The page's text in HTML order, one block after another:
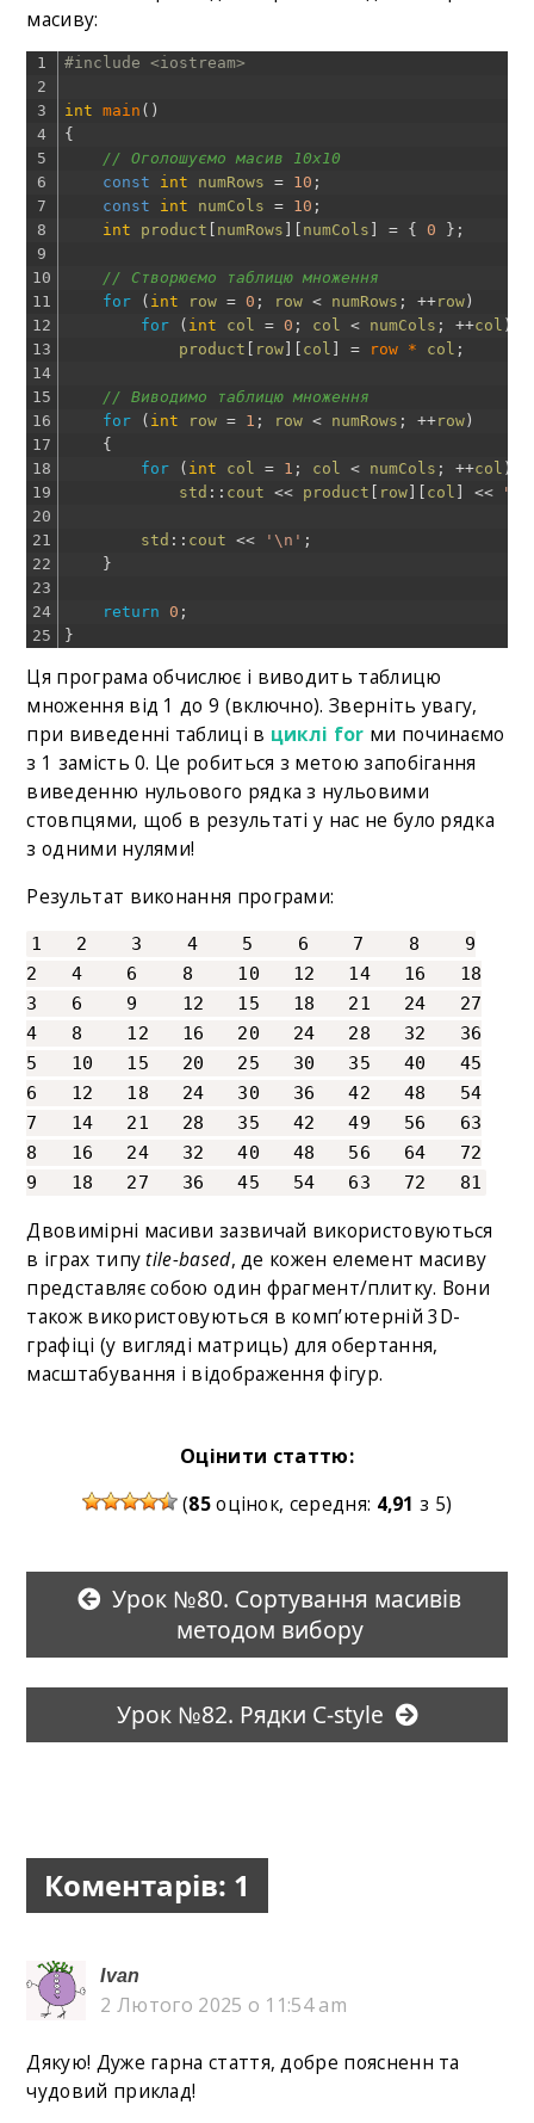
масиву:
1
2
3
4
5
6
7
8
9
10
11
12
13
14
15
16
17
18
19
20
21
22
23
24
25
#include <iostream>
int main ( )
{
// Оголошуємо масив 10x10
const
int numRows = 10 ;
const
int numCols = 10 ;
int
product numRows numCols = { 0 } ;
// Створюємо таблицю множення
for
( int row = 0 ; row < numRows ; ++row )
for
( int col = 0 ; col < numCols ; ++col )
product
row col = row * col ;
// Виводимо таблицю множення
for
( int row = 1 ; row < numRows ; ++row )
{
for
( int col = 1 ; col < numCols ; ++col )
std :: cout << product row col <<
std :: cout << '\n' ;
}
return 0 ;
}
Ця програма обчислює і виводить таблицю
множення від 1 до 9 (включно). Зверніть увагу,
при виведенні таблиці в циклі for ми починаємо
з 1 замість 0. Це робиться з метою запобігання
виведенню нульового рядка з нульовими
стовпцями, щоб в результаті у нас не було рядка
з одними нулями!
Результат виконання програми:
1 2 3 4 5 6 7 8 9
2 4 6 8 10 12 14 16 18
3 6 9 12 15 18 21 24 27
4 8 12 16 20 24 28 32 36
5 10 15 20 25 30 35 40 45
6 12 18 24 30 36 42 48 54
7 14 21 28 35 42 49 56 63
8 16 24 32 40 48 56 64 72
9 18 27 36 45 54 63 72 81
Двовимірні масиви зазвичай використовуються
в іграх типуtile-based, де кожен елемент масиву
представляє собою один фрагмент/плитку. Вони
також використовуються в комп’ютерній 3D-
графіці (у вигляді матриць) для обертання,
масштабування і відображення фігур.
Оцінити статтю:
(85оцінок, середня: 4,91 з 5)
Урок №80. Сортування масивів
методом вибору
Урок №82. Рядки C-style
Коментарів: 1
Ivan
2 Лютого 2025 о 11:54 am
Дякую! Дуже гарна стаття, добре поясненн та
чудовий приклад!